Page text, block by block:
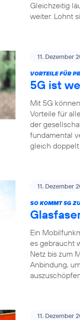
Gleichzeitig
weiter. Lohnt
11. Dezember
VORTEILE FÜR
5G ist
Mit 5G
Vorteile für
der
fundamental
gleich
11. Dezember
SO KOMMT 5G
Ein
es gebraucht
Netz bis zum
Anbindung,
11. Dezember